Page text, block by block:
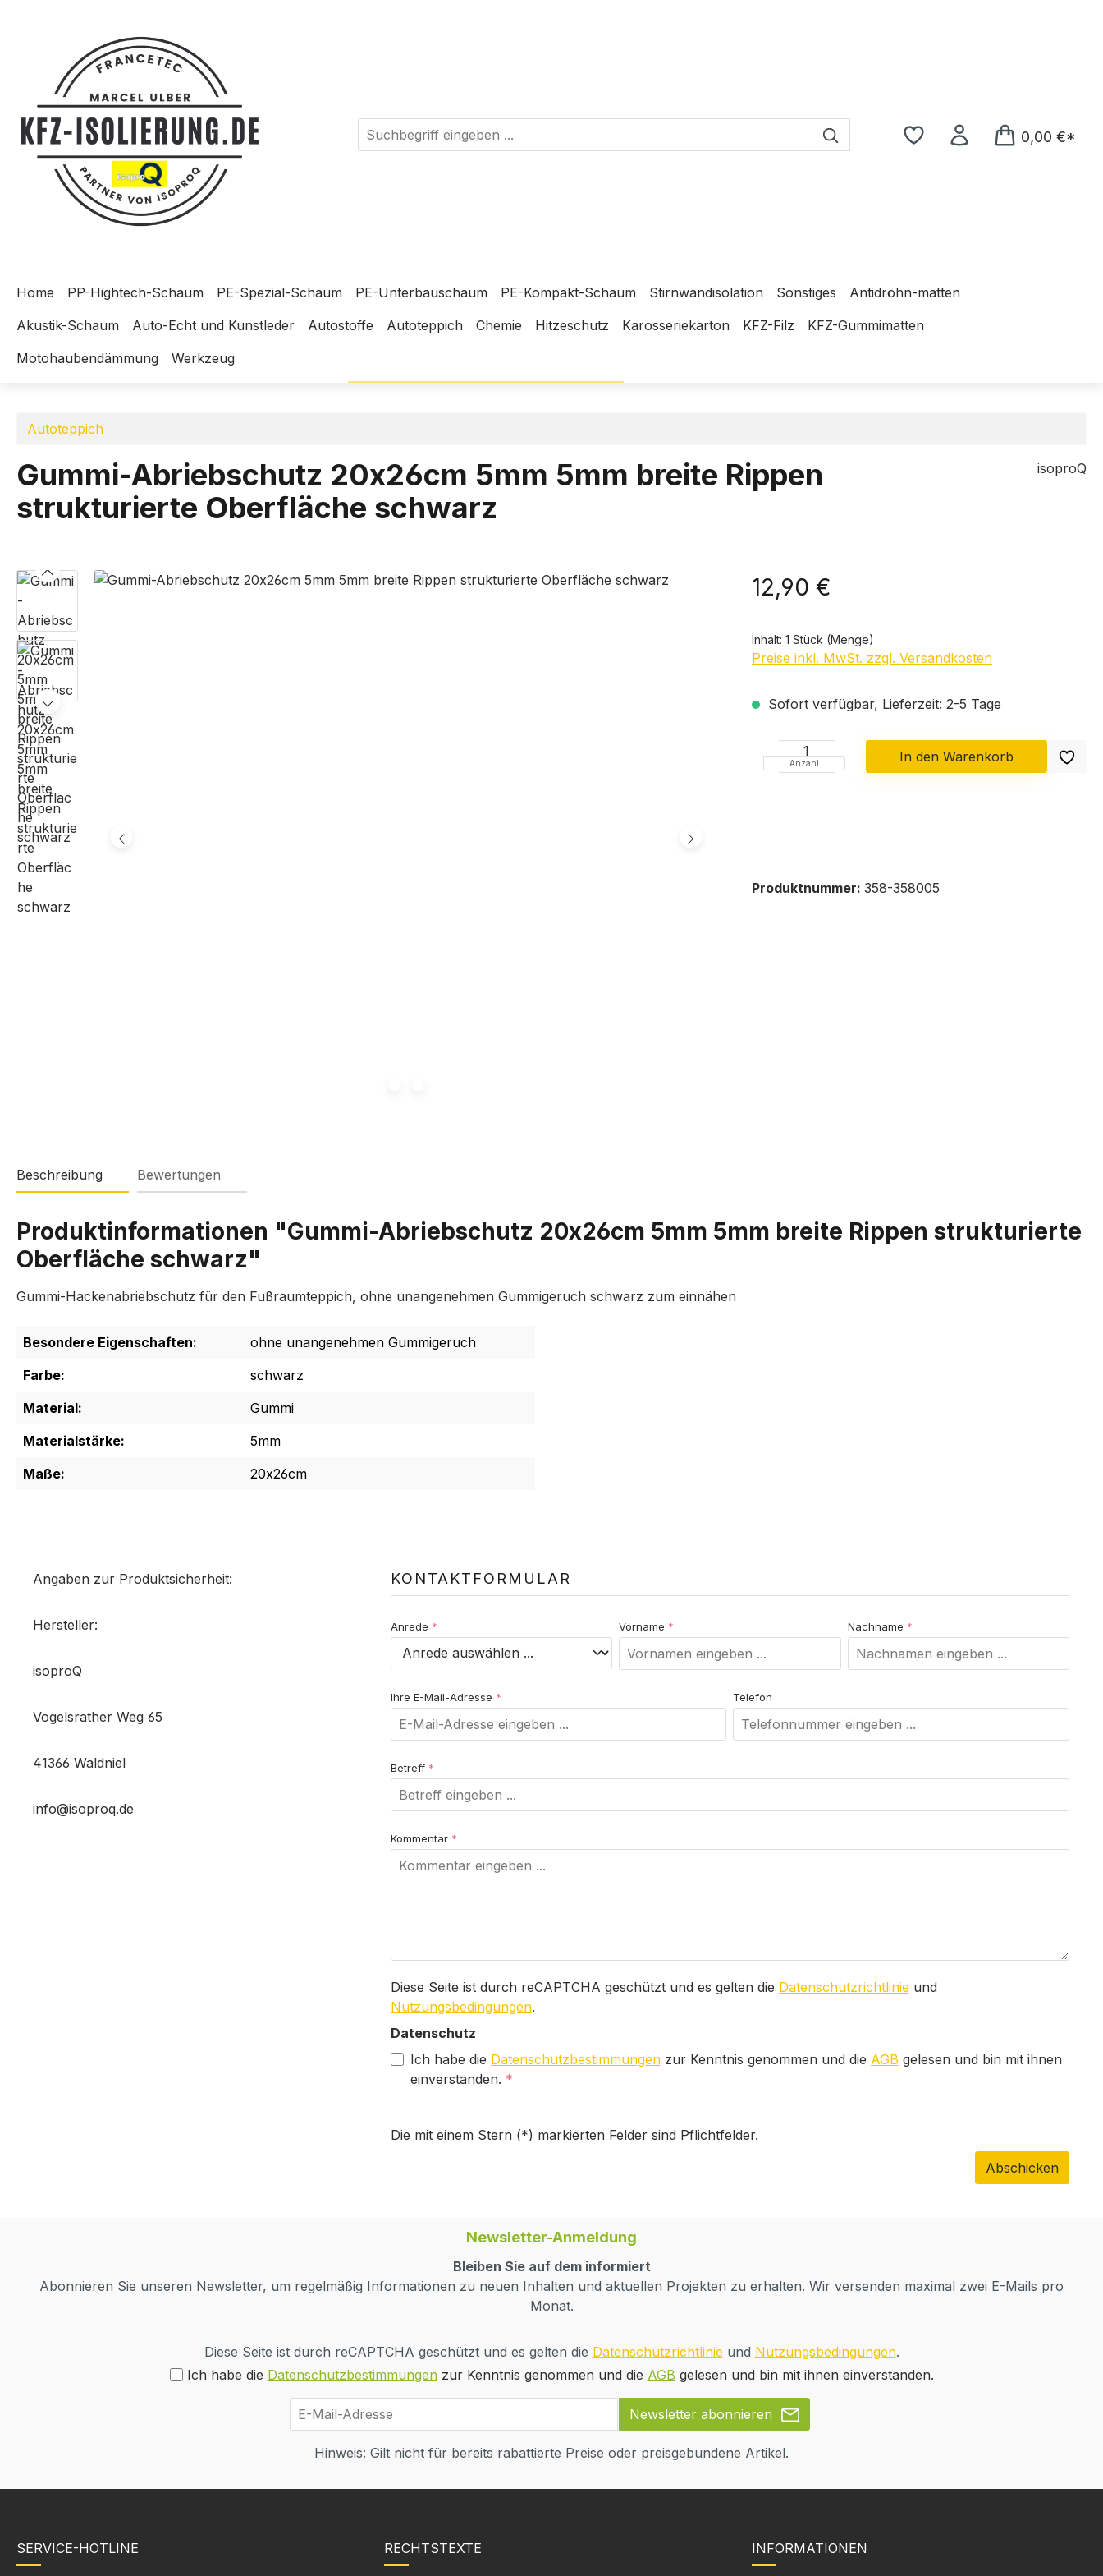
0,00 €*
Home PP-Hightech-Schaum PE-Spezial-Schaum PE-Unterbauschaum PE-Kompakt-Schaum Stirnwandisolation Sonstiges
Antidröhn-matten
Akustik-Schaum
Auto-Echt und Kunstleder Autostoffe Autoteppich Chemie Hitzeschutz Karosseriekarton KFZ-Filz
KFZ-Gummimatten
Motohaubendämmung
Werkzeug
Autoteppich
Gummi-Abriebschutz 20x26cm 5mm 5mm breite Rippen
strukturierte Oberfläche schwarz
isoproQ
Bildergalerie überspringen 12,90 €
Inhalt: 1 Stück (Menge)
Preise inkl. MwSt. zzgl. Versandkosten
Sofort verfügbar, Lieferzeit: 2-5 Tage
Anzahl In den Warenkorb
Produktnummer: 358-358005
Beschreibung Bewertungen
Produktinformationen "Gummi-Abriebschutz 20x26cm 5mm 5mm breite Rippen strukturierte
Oberfläche schwarz"
Gummi-Hackenabriebschutz für den Fußraumteppich, ohne unangenehmen Gummigeruch schwarz zum einnähen
Besondere Eigenschaften:
ohne unangenehmen Gummigeruch
Farbe:
schwarz
Material:
Gummi
Materialstärke:
5mm
Maße:
20x26cm
Keine Bewertungen gefunden. Teilen Sie Ihre Erfahrungen mit anderen.
Angaben zur Produktsicherheit:
Hersteller:
isoproQ
Vogelsrather Weg 65
41366 Waldniel
info@isoproq.de
KONTAKTFORMULAR
Anrede * Vorname * Nachname *
Ihre E-Mail-Adresse * Telefon
Betreff *
Kommentar *
Diese Seite ist durch reCAPTCHA geschützt und es gelten die Datenschutzrichtlinieund
Nutzungsbedingungen.
Datenschutz
Ich habe die Datenschutzbestimmungenzur Kenntnis genommen und die AGB gelesen und bin mit ihnen
einverstanden. *
Die mit einem Stern (*) markierten Felder sind Pflichtfelder.
Abschicken
Newsletter-Anmeldung
Bleiben Sie auf dem informiert
Abonnieren Sie unseren Newsletter, um regelmäßig Informationen zu neuen Inhalten und aktuellen Projekten zu erhalten. Wir versenden maximal zwei E-Mails pro
Monat.
Diese Seite ist durch reCAPTCHA geschützt und es gelten die Datenschutzrichtlinieund Nutzungsbedingungen.
Ich habe die Datenschutzbestimmungenzur Kenntnis genommen und die AGB gelesen und bin mit ihnen einverstanden.
Newsletter abonnieren
Hinweis: Gilt nicht für bereits rabattierte Preise oder preisgebundene Artikel.
SERVICE-HOTLINE RECHTSTEXTE INFORMATIONEN